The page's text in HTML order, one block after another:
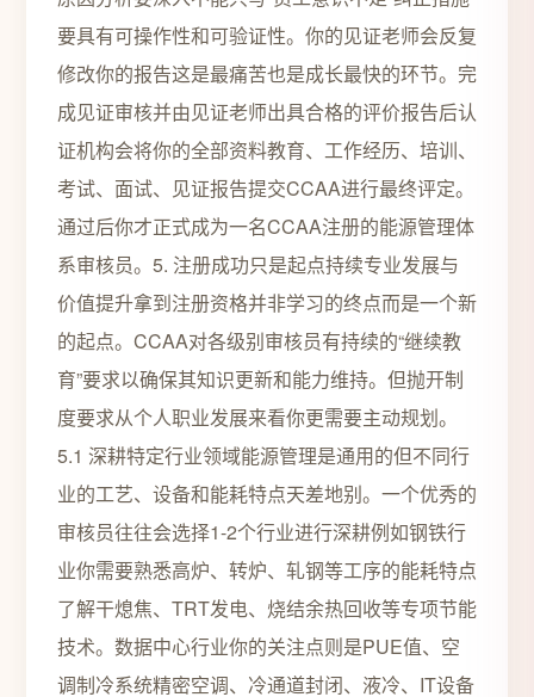
要具有可操作性和可验证性。你的见证老师会反复
修改你的报告这是最痛苦也是成长最快的环节。完
成见证审核并由见证老师出具合格的评价报告后认
证机构会将你的全部资料教育、工作经历、培训、
考试、面试、见证报告提交CCAA进行最终评定。
通过后你才正式成为一名CCAA注册的能源管理体
系审核员。5. 注册成功只是起点持续专业发展与
价值提升拿到注册资格并非学习的终点而是一个新
的起点。CCAA对各级别审核员有持续的“继续教
育”要求以确保其知识更新和能力维持。但抛开制
度要求从个人职业发展来看你更需要主动规划。
5.1 深耕特定行业领域能源管理是通用的但不同行
业的工艺、设备和能耗特点天差地别。一个优秀的
审核员往往会选择1-2个行业进行深耕例如钢铁行
业你需要熟悉高炉、转炉、轧钢等工序的能耗特点
了解干熄焦、TRT发电、烧结余热回收等专项节能
技术。数据中心行业你的关注点则是PUE值、空
调制冷系统精密空调、冷通道封闭、液冷、IT设备